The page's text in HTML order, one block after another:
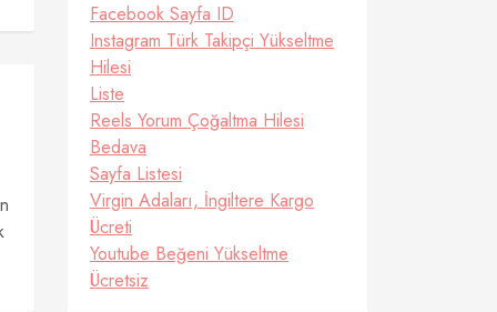
Facebook Sayfa ID
Instagram Türk Takipçi Yükseltme
Hilesi
Liste
Reels Yorum Çoğaltma Hilesi
Bedava
Sayfa Listesi
Virgin Adaları, İngiltere Kargo
Ücreti
Youtube Beğeni Yükseltme
Ücretsiz